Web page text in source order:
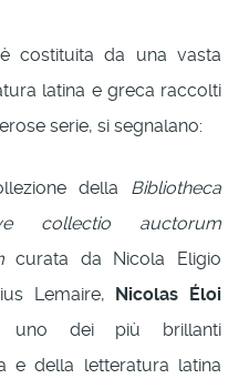
costituita da una vasta
latina e greca raccolti
serie, si segnalano:
della Bibliotheca
collectio auctorum
curata da Nicola Eligio
Lemaire, Nicolas Éloi
uno dei più brillanti
e della letteratura latina